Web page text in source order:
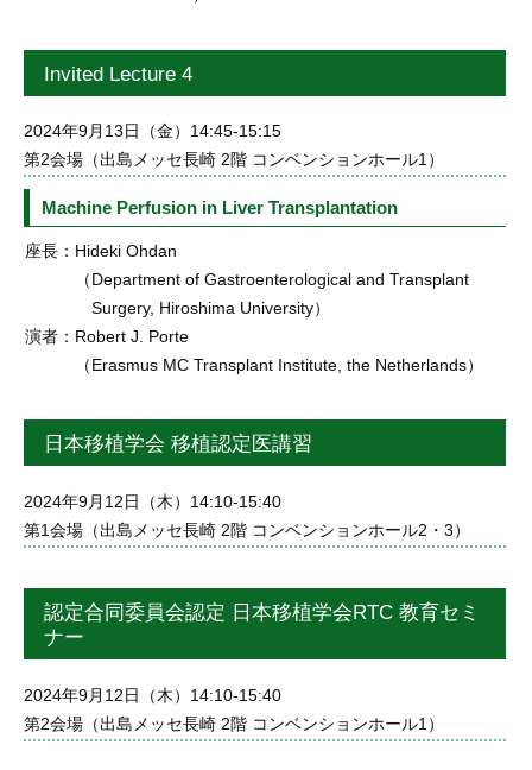
Invited Lecture 4
2024年9月13日（金）14:45-15:15
第2会場（出島メッセ長崎 2階 コンベンションホール1）
Machine Perfusion in Liver Transplantation
座長： Hideki Ohdan
（Department of Gastroenterological and Transplant
Surgery, Hiroshima University）
演者： Robert J. Porte
（Erasmus MC Transplant Institute, the Netherlands）
日本移植学会 移植認定医講習
2024年9月12日（木）14:10-15:40
第1会場（出島メッセ長崎 2階 コンベンションホール2・3）
認定合同委員会認定 日本移植学会RTC 教育セミ
ナー
2024年9月12日（木）14:10-15:40
第2会場（出島メッセ長崎 2階 コンベンションホール1）